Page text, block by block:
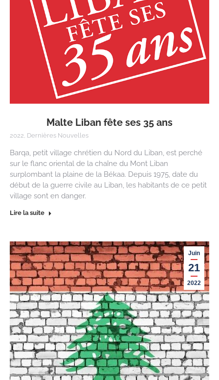
Malte Liban fête ses 35 ans
2022, Dernières Nouvelles
Barqa, petit village chrétien du Nord du Liban, est perché
sur le flanc oriental de la chaîne du Mont Liban
surplombant la plaine de la Békaa. Depuis 1975, date du
début de la guerre civile au Liban, les habitants de ce petit
village sont en danger.
Lire la suite
Juin
21
2022